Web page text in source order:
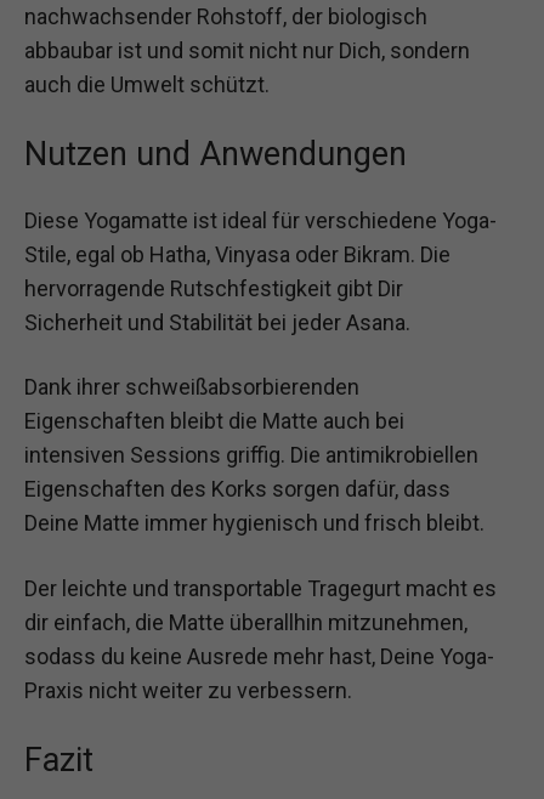
nachwachsender Rohstoff, der biologisch
abbaubar ist und somit nicht nur Dich, sondern
auch die Umwelt schützt.
Nutzen und Anwendungen
Diese Yogamatte ist ideal für verschiedene Yoga-
Stile, egal ob Hatha, Vinyasa oder Bikram. Die
hervorragende Rutschfestigkeit gibt Dir
Sicherheit und Stabilität bei jeder Asana.
Dank ihrer schweißabsorbierenden
Eigenschaften bleibt die Matte auch bei
intensiven Sessions griffig. Die antimikrobiellen
Eigenschaften des Korks sorgen dafür, dass
Deine Matte immer hygienisch und frisch bleibt.
Der leichte und transportable Tragegurt macht es
dir einfach, die Matte überallhin mitzunehmen,
sodass du keine Ausrede mehr hast, Deine Yoga-
Praxis nicht weiter zu verbessern.
Fazit